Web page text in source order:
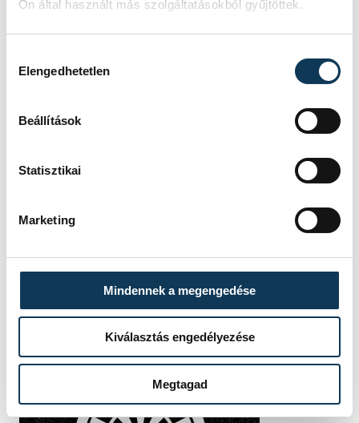
Ön által használt más szolgáltatásokból gyűjtöttek.
Elengedhetetlen
Beállítások
Statisztikai
Marketing
Mindennek a megengedése
Kiválasztás engedélyezése
Megtagad